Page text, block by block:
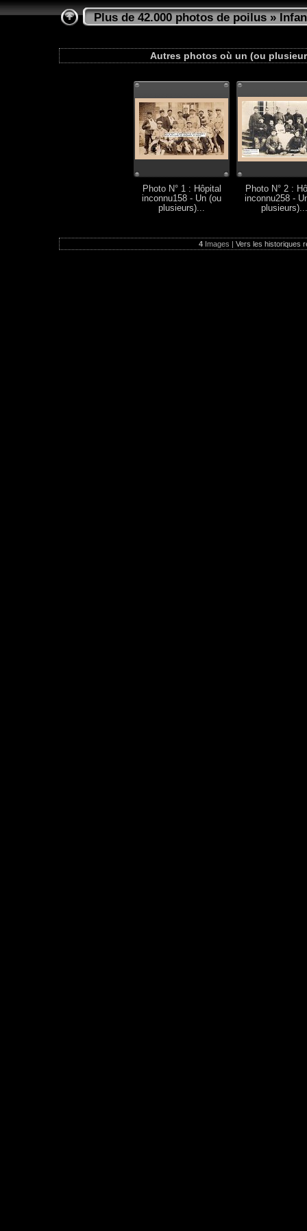
Plus de 42.000 photos de poilus»
Autres photos où un (ou
Photo N° 1 : Hôpital
inconnu158 - Un (ou
plusieurs)...
Photo N° 2 :
inconnu258 -
plusieurs)...
4Images | Vers les historiques